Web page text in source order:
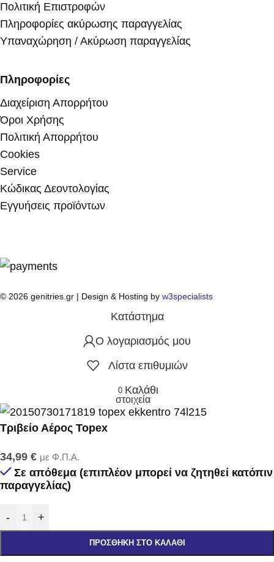
Πολιτική Επιστροφών
Πληροφορίες ακύρωσης παραγγελίας
Υπαναχώρηση / Ακύρωση παραγγελίας
Πληροφορίες
Διαχείριση Απορρήτου
Όροι Χρήσης
Πολιτική Απορρήτου
Cookies
Service
Κώδικας Δεοντολογίας
Εγγυήσεις προϊόντων
© 2026 genitries.gr | Design & Hosting by w3specialists
Κατάστημα
Ο λογαριασμός μου
Λίστα επιθυμιών
0
στοιχεία
Καλάθι
Τριβείο Αέρος Topex
34,99 € με Φ.Π.Α.
Σε απόθεμα (επιπλέον μπορεί να ζητηθεί κατόπιν
παραγγελίας)
- +
ΠΡΟΣΘΉΚΗ ΣΤΟ ΚΑΛΆΘΙ